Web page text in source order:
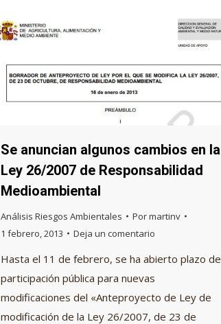
Se anuncian algunos cambios en la
Ley 26/2007 de Responsabilidad
Medioambiental
Análisis Riesgos Ambientales Pormartinv
1 febrero, 2013
Deja un comentario
Hasta el 11 de febrero, se ha abierto plazo de
participación pública para nuevas
modificaciones del «Anteproyecto de Ley de
modificación de la Ley 26/2007, de 23 de